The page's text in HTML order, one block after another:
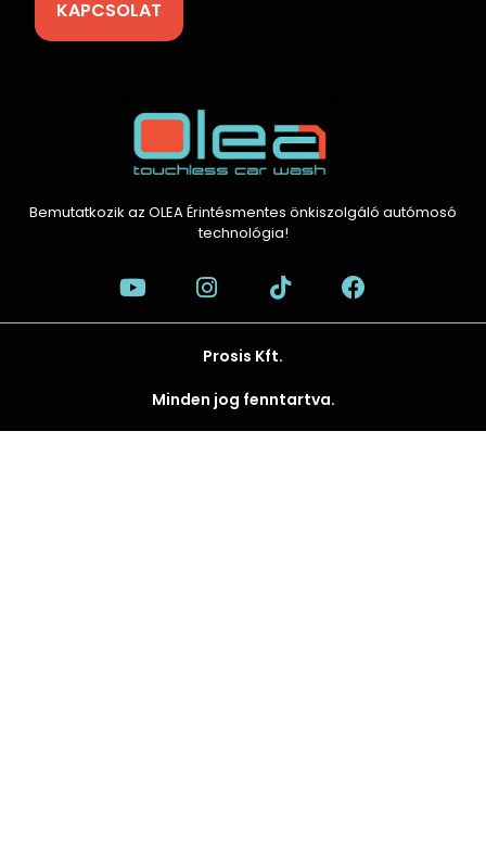
Bemutatkozik az OLEA Érintésmentes önkiszolgáló autómosó
technológia!
KAPCSOLAT
Minden jog fenntartva.
Prosis Kft.